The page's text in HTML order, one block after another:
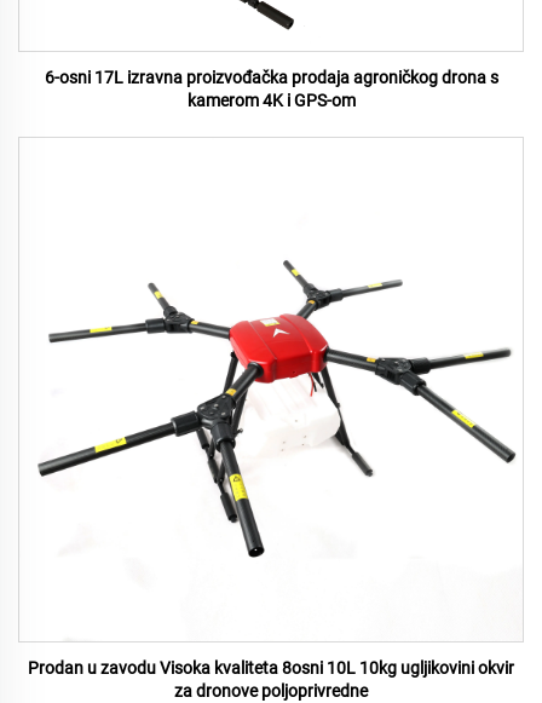
6-osni 17L izravna proizvođačka prodaja agroničkog drona s
kamerom 4K i GPS-om
Prodan u zavodu Visoka kvaliteta 8osni 10L 10kg ugljikovini okvir
za dronove poljoprivredne